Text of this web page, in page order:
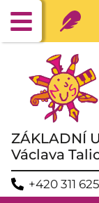
ZÁKLADNÍ
Václava
+420 311